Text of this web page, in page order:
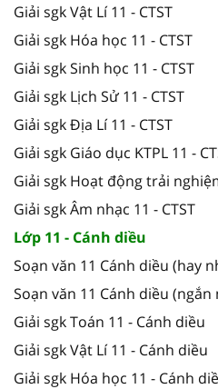
Giải sgk Vật Lí 11 - CTST
Giải sgk Hóa học 11 - CTST
Giải sgk Sinh học 11 - CTST
Giải sgk Lịch Sử 11 - CTST
Giải sgk Địa Lí 11 - CTST
Giải sgk Giáo dục KTPL 11 -
Giải sgk Hoạt động trải
Giải sgk Âm nhạc 11 - CTST
Lớp 11 - Cánh diều
Soạn văn 11 Cánh diều (hay
Soạn văn 11 Cánh diều (ngắn
Giải sgk Toán 11 - Cánh diều
Giải sgk Vật Lí 11 - Cánh diều
Giải sgk Hóa học 11 - Cánh